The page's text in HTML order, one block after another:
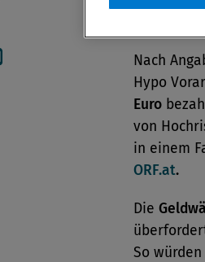
per Mail teilen
Nach
Hypo
Euro
von
in einem
ORF.at.
Die
So